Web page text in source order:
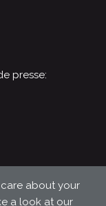
presse:
about your
a look at our